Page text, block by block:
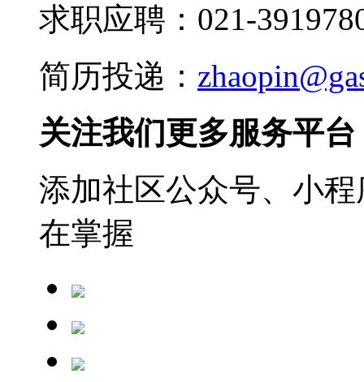
求职应聘：021-
简历投递：
关注我们更多服务平台
添加社区公众号、小
在掌握